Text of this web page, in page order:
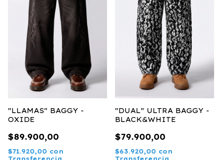
"LLAMAS" BAGGY -
OXIDE
$89.900,00
$71.920,00 con
"DUAL" ULTRA BAGGY -
BLACK&WHITE
$79.900,00
$63.920,00 con